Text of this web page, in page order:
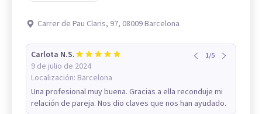
Carrer de Pau Claris, 97, 08009 Barcelona
Carlota N.S.
9 de julio de 2024
Localización: Barcelona
1/5
Una profesional muy buena. Gracias a ella reconduje mi
relación de pareja. Nos dio claves que nos han ayudado.